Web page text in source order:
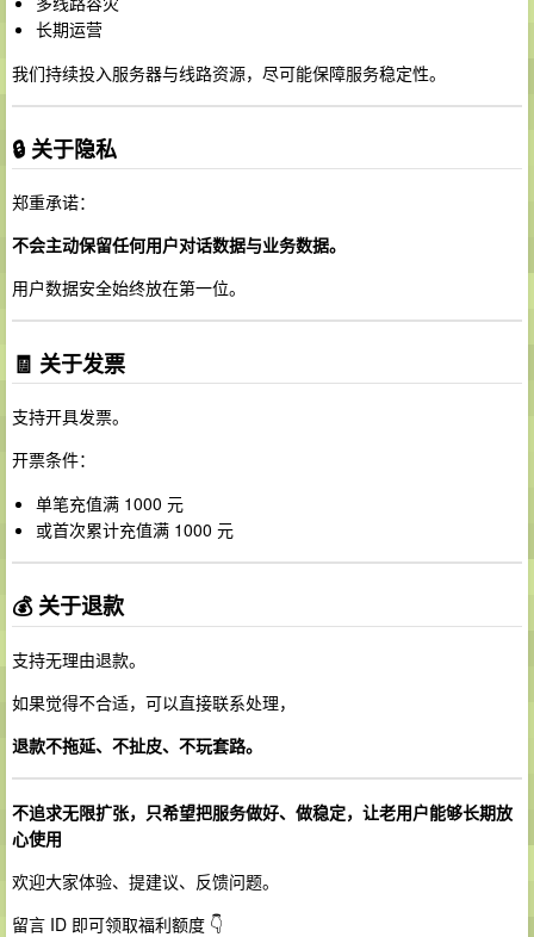
长期运营
我们持续投入服务器与线路资源，尽可能保障服务稳定性。
🔒 关于隐私
郑重承诺：
不会主动保留任何用户对话数据与业务数据。
用户数据安全始终放在第一位。
🧾 关于发票
支持开具发票。
开票条件：
单笔充值满 1000 元
或首次累计充值满 1000 元
💰 关于退款
支持无理由退款。
如果觉得不合适，可以直接联系处理，
退款不拖延、不扯皮、不玩套路。
不追求无限扩张，只希望把服务做好、做稳定，让老用户能够长期放
心使用
欢迎大家体验、提建议、反馈问题。
留言 ID 即可领取福利额度 👇